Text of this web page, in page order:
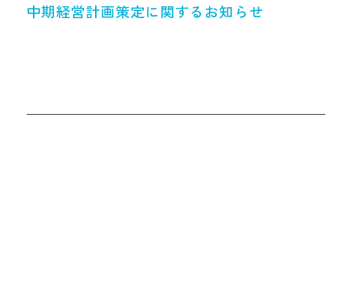
中期経営計画策定に関するお知らせ